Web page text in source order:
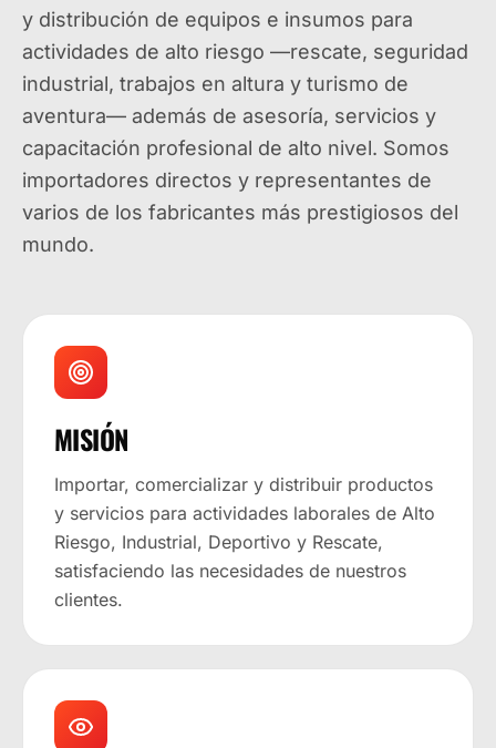
y distribución de equipos e insumos para
actividades de alto riesgo —rescate, seguridad
industrial, trabajos en altura y turismo de
aventura— además de asesoría, servicios y
capacitación profesional de alto nivel. Somos
importadores directos y representantes de
varios de los fabricantes más prestigiosos del
mundo.
MISIÓN
Importar, comercializar y distribuir productos
y servicios para actividades laborales de Alto
Riesgo, Industrial, Deportivo y Rescate,
satisfaciendo las necesidades de nuestros
clientes.